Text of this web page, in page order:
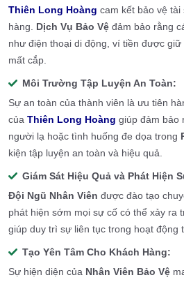
Thiên Long Hoàng cam kết bảo vệ tài
hàng. Dịch Vụ Bảo Vệ đảm bảo rằng
như điện thoại di động, ví tiền được
mất cắp.
Môi Trường Tập Luyện An Toàn:
Sự an toàn của thành viên là ưu tiên
của Thiên Long Hoàng giúp đảm bảo
người lạ hoặc tình huống đe dọa trong
kiện tập luyện an toàn và hiệu quả.
Giám Sát Hiệu Quả và Phát Hiện
Đội Ngũ Nhân Viên được đào tạo
phát hiện sớm mọi sự cố có thể xảy ra
giúp duy trì sự liên tục trong hoạt động
Tạo Yên Tâm Cho Khách Hàng:
Sự hiện diện của Nhân Viên Bảo Vệ